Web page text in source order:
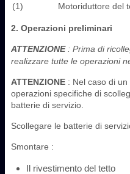
(1)
Motoriduttore del
2. Operazioni preliminari
ATTENZIONE: Prima di
realizzare tutte le operazioni
ATTENZIONE : Nel caso di
operazioni specifiche di
batterie di servizio.
Scollegare le batterie di
Smontare :
Il rivestimento del tetto